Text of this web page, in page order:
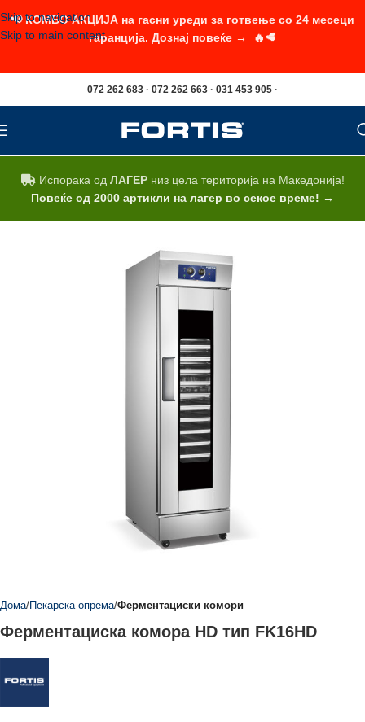
Skip to navigation
Skip to main content
072 262 683 · 072 262 663 · 031 453 905 ·
Испорака од ЛАГЕРниз цела територија на Македонија!
Повеќе од 2000 артикли на лагер во секое време! →
Дома Пекарска опрема Ферментациски комори
Ферментациска комора HD тип FK16HD
📢 КОМБО АКЦИЈА на гасни уреди за готвење со 24 месеци
гаранција. Дознај повеќе → 🔥🥩